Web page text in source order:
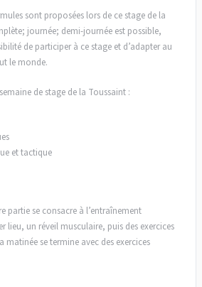
sont proposées lors de ce stage de la
journée; demi-journée est possible,
de participer à ce stage et d’adapter au
le monde.
de stage de la Toussaint :
et tactique
partie se consacre à l’entraînement
lieu, un réveil musculaire, puis des exercices
matinée se termine avec des exercices